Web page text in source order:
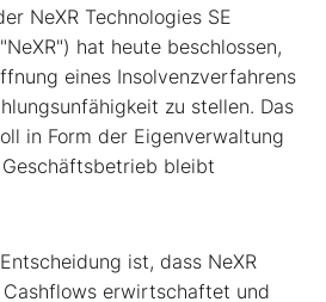
NeXR Technologies SE
hat heute beschlossen,
eines Insolvenzverfahrens
zu stellen. Das
in Form der Eigenverwaltung
bleibt
ist, dass NeXR
erwirtschaftet und